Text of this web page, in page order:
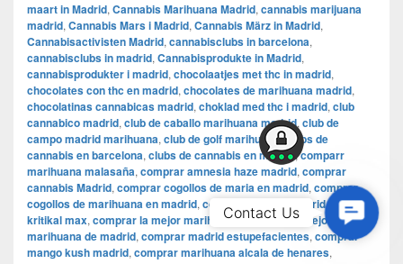
maart in Madrid, Cannabis Marihuana Madrid, cannabis marijuana
madrid, Cannabis Mars i Madrid, Cannabis März in Madrid,
Cannabisactivisten Madrid, cannabisclubs in barcelona,
cannabisclubs in madrid, Cannabisprodukte in Madrid,
cannabisprodukter i madrid, chocolaatjes met thc in madrid,
chocolates con thc en madrid, chocolates de marihuana madrid,
chocolatinas cannabicas madrid, choklad med thc i madrid, club
cannabico madrid, club de caballo marihuana madrid, club de
campo madrid marihuana, club de golf marihuana,clubs de
cannabis en barcelona, clubs de cannabis en madrid,comparr
marihuana malasaña, comprar amnesia haze madrid, comprar
cannabis Madrid, comprar cogollos de maria en madrid, comprar
cogollos de marihuana en madrid, comprar faso en madrid, comprar
kritikal max, comprar la mejor marihuana,comprar la mejor
marihuana de madrid, comprar madrid estupefacientes, comprar
mango kush madrid, comprar marihuana alcala de henares,
Us
Contact Us